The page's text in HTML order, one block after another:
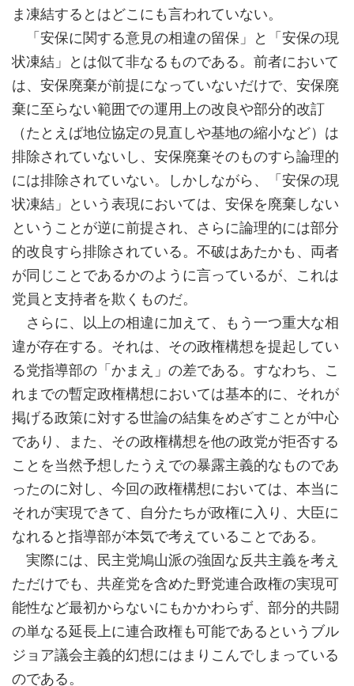
ま凍結するとはどこにも言われていない。
「安保に関する意見の相違の留保」と「安保の現
状凍結」とは似て非なるものである。前者において
は、安保廃棄が前提になっていないだけで、安保廃
棄に至らない範囲での運用上の改良や部分的改訂
（たとえば地位協定の見直しや基地の縮小など）は
排除されていないし、安保廃棄そのものすら論理的
には排除されていない。しかしながら、「安保の現
状凍結」という表現においては、安保を廃棄しない
ということが逆に前提され、さらに論理的には部分
的改良すら排除されている。不破はあたかも、両者
が同じことであるかのように言っているが、これは
党員と支持者を欺くものだ。
さらに、以上の相違に加えて、もう一つ重大な相
違が存在する。それは、その政権構想を提起してい
る党指導部の「かまえ」の差である。すなわち、こ
れまでの暫定政権構想においては基本的に、それが
掲げる政策に対する世論の結集をめざすことが中心
であり、また、その政権構想を他の政党が拒否する
ことを当然予想したうえでの暴露主義的なものであ
ったのに対し、今回の政権構想においては、本当に
それが実現できて、自分たちが政権に入り、大臣に
なれると指導部が本気で考えていることである。
実際には、民主党鳩山派の強固な反共主義を考え
ただけでも、共産党を含めた野党連合政権の実現可
能性など最初からないにもかかわらず、部分的共闘
の単なる延長上に連合政権も可能であるというブル
ジョア議会主義的幻想にはまりこんでしまっている
のである。